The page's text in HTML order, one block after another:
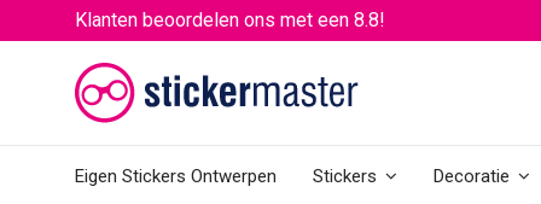
Klanten beoordelen ons met een 8.8!
Eigen Stickers Ontwerpen Stickers Decoratie